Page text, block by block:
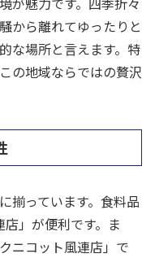
から離れてゆったりと
な場所と言えます。特
の地域ならではの贅沢
揃っています。食料品
」が便利です。ま
ニコット風連店」で